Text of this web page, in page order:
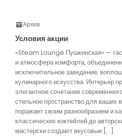
Архив
Условия акции
«Steam Lounge Пушкинская» —
и атмосфера комфорта,
исключительное заведение,
кулинарного искусства. Интерьер
элегантное сочетание
стильное пространство для ваших
поражает своим разнообразием и
классических коктейлей до
мастерски создают вкусовые […]